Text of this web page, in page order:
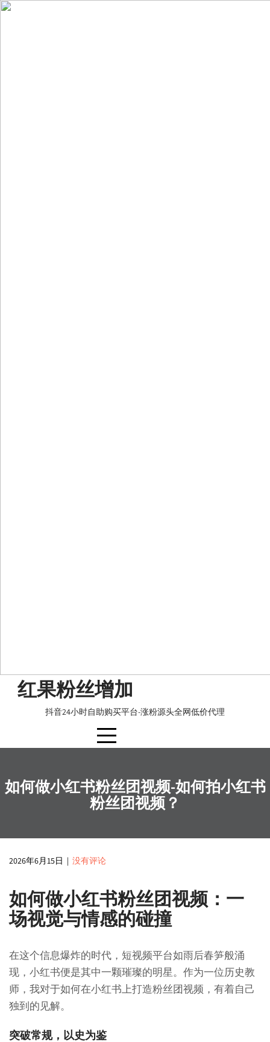
红果粉丝增加
抖音24小时自助购买平台-涨粉源头全网低价代理
如何做小红书粉丝团视频-如何拍小红书
粉丝团视频？
2026年6月15日 | 没有评论
如何做小红书粉丝团视频：一
场视觉与情感的碰撞
在这个信息爆炸的时代，短视频平台如雨后春笋般涌
现，小红书便是其中一颗璀璨的明星。作为一位历史教
师，我对于如何在小红书上打造粉丝团视频，有着自己
独到的见解。
突破常规，以史为鉴